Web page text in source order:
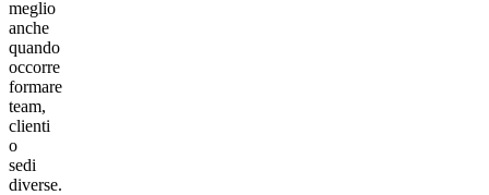
meglio
anche
quando
occorre
formare
team,
clienti
o
sedi
diverse.